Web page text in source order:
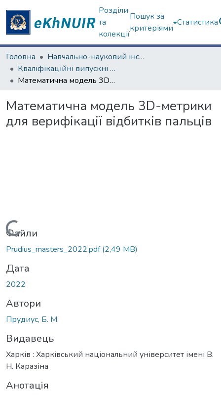
Розділи
та
колекції
Пошук за
критеріями
Статистика
Головна
Навчально-науковий інститут комп'ютерних наук та штучного інтелекту
Кваліфікаційні випускні роботи магістрів. Навчально-науковий інститут комп'ютерних наук та штучного інтелекту
Математична модель 3D-метрики для верифікації відбитків пальців
Математична модель 3D-метрики
для верифікації відбитків пальців
Вантажиться...
Файли
Prudius_masters_2022.pdf(2,49 MB)
Дата
2022
Автори
Прудиус, Б. М.
Видавець
Харків : Харківський національний університет імені В.
Н. Каразіна
Анотація